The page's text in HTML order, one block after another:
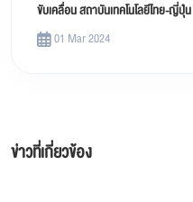
ขับเคลื่อน สถาบันเทคโนโลยีไทย-ญี่
01 Mar 2024
ข่าวที่เกี่ยวข้อง